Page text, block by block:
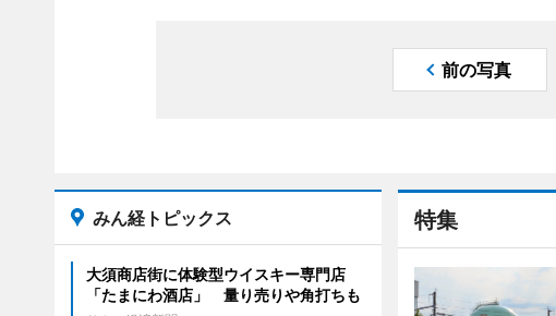
前の写真
特集
みん経トピックス
大須商店街に体験型ウイスキー専門店
「たまにわ酒店」 量り売りや角打ちも